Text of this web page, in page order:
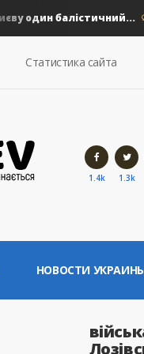
один балістичний... 0
Статистика сайта
1.4k 1.3k
НОВОСТИ